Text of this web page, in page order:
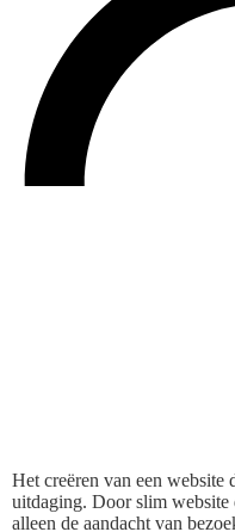
Het creëren van een website
uitdaging. Door slim website
alleen de aandacht van